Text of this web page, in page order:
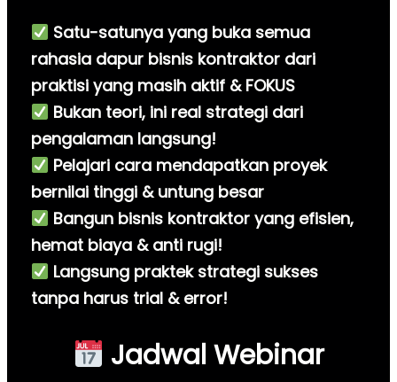
Satu-satunya yang buka semua
rahasia dapur bisnis kontraktor dari
praktisi yang masih aktif & FOKUS
Bukan teori, ini real strategi dari
pengalaman langsung!
Pelajari cara mendapatkan proyek
bernilai tinggi & untung besar
Bangun bisnis kontraktor yang efisien,
hemat biaya & anti rugi!
Langsung praktek strategi sukses
tanpa harus trial & error!
Jadwal Webinar